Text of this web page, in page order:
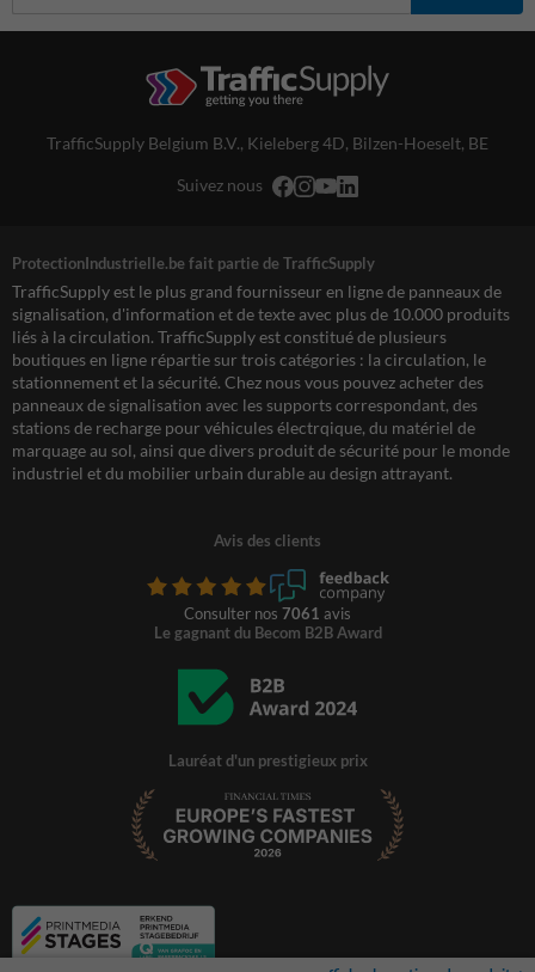
TrafficSupply Belgium B.V., Kieleberg 4D, Bilzen-Hoeselt, BE
Suivez nous
ProtectionIndustrielle.be fait partie de TrafficSupply
TrafficSupply est le plus grand fournisseur en ligne de panneaux de
signalisation, d'information et de texte avec plus de 10.000 produits
liés à la circulation. TrafficSupply est constitué de plusieurs
boutiques en ligne répartie sur trois catégories : la circulation, le
stationnement et la sécurité. Chez nous vous pouvez acheter des
panneaux de signalisation avec les supports correspondant, des
stations de recharge pour véhicules électrqique, du matériel de
marquage au sol, ainsi que divers produit de sécurité pour le monde
industriel et du mobilier urbain durable au design attrayant.
Avis des clients
Consulter nos 7061 avis
Le gagnant du Becom B2B Award
Lauréat d'un prestigieux prix